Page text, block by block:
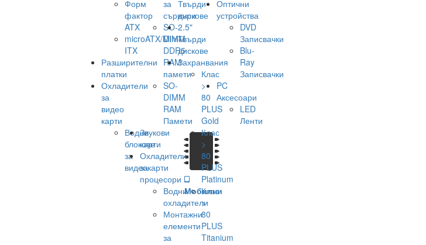
Форм
фактор
ATX
microATX/Mini-
ITX
Разширителни
платки
Охладители
за
видео
карти
Водни
блокове
за
видеокарти
за
сървъри
SO-
DIMM
DDR5
RAM
памети
SO-
DIMM
RAM
Памети
Звукови
карти
Охладители
за
процесори
Водни
охладители
Монтажни
елементи
за
Твърди
дискове
2.5"
Твърди
дискове
Захранвания
Клас
>
80
PLUS
Gold
Клас
>
80
PLUS
Platinum
Клас
>
80
PLUS
Titanium
Оптични
устройства
DVD
Записвачки
Blu-
Ray
Записвачки
PC
Аксесоари
LED
Ленти
Мобилни